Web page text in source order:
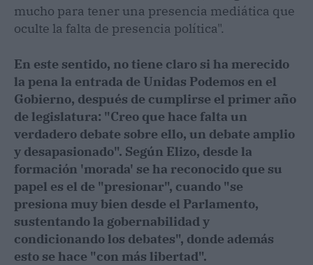
mucho para tener una presencia mediática que
oculte la falta de presencia política".
En este sentido, no tiene claro si ha merecido
la pena la entrada de Unidas Podemos en el
Gobierno, después de cumplirse el primer año
de legislatura: "Creo que hace falta un
verdadero debate sobre ello, un debate amplio
y desapasionado". Según Elizo, desde la
formación 'morada' se ha reconocido que su
papel es el de "presionar", cuando "se
presiona muy bien desde el Parlamento,
sustentando la gobernabilidad y
condicionando los debates", donde además
esto se hace "con más libertad".